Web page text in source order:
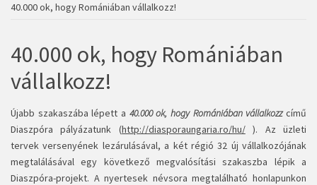
40.000 ok, hogy Romániában vállalkozz!
40.000 ok, hogy Romániában
vállalkozz!
Újabb szakaszába lépett a 40.000 ok, hogy Romániában vállalkozzcímű
Diaszpóra pályázatunk (http://diasporaungaria.ro/hu/). Az üzleti
tervek versenyének lezárulásával, a két régió 32 új vállalkozójának
megtalálásával egy következő megvalósítási szakaszba lépik a
Diaszpóra-projekt. A nyertesek névsora megtalálható honlapunkon